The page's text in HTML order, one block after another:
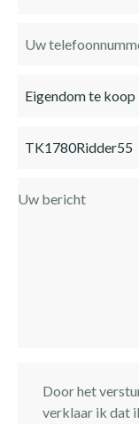
Door het
verklaar ik dat